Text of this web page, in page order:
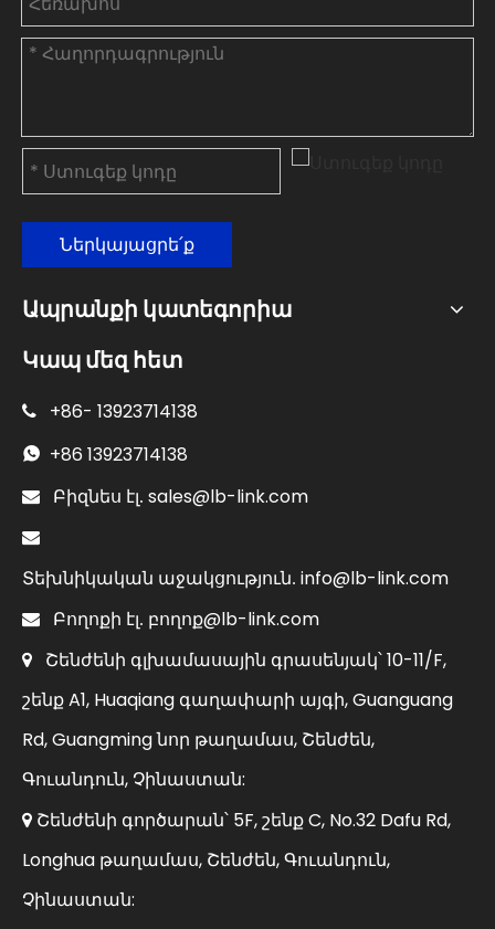
Ներկայացրե՛ք
Ապրանքի կատեգորիա
Կապ մեզ հետ
 +86- 13923714138
 +86 13923714138
 Բիզնես էլ. sales@lb-link.com

Տեխնիկական աջակցություն. info@lb-link.com
 Բողոքի էլ. բողոք@lb-link.com
 Շենժենի գլխամասային գրասենյակ՝ 10-11/F,
շենք A1, Huaqiang գաղափարի այգի, Guanguang
Rd, Guangming նոր թաղամաս, Շենժեն,
Գուանդուն, Չինաստան:
 Շենժենի գործարան՝ 5F, շենք C, No.32 Dafu Rd,
Longhua թաղամաս, Շենժեն, Գուանդուն,
Չինաստան: